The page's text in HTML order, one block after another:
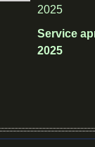
Service
2025